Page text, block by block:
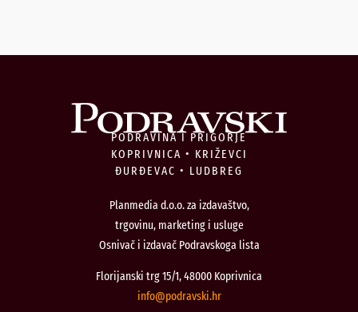
PODRAVINA I PRIGORJE
KOPRIVNICA • KRIŽEVCI
ĐURĐEVAC • LUDBREG
Planmedia d.o.o. za izdavaštvo,
trgovinu, marketing i usluge
Osnivač i izdavač Podravskoga lista
Florijanski trg 15/1, 48000 Koprivnica
rh.iksvardop
@ofni